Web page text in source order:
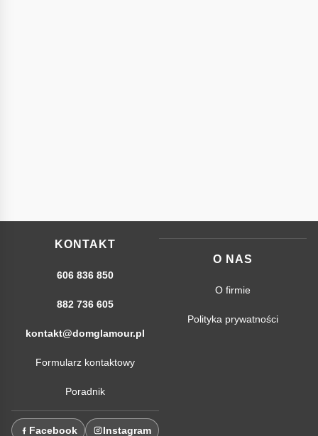
KONTAKT
606 836 850
882 736 605
kontakt@domglamour.pl
Formularz kontaktowy
Poradnik
Facebook Instagram
O NAS
O firmie
Polityka prywatności